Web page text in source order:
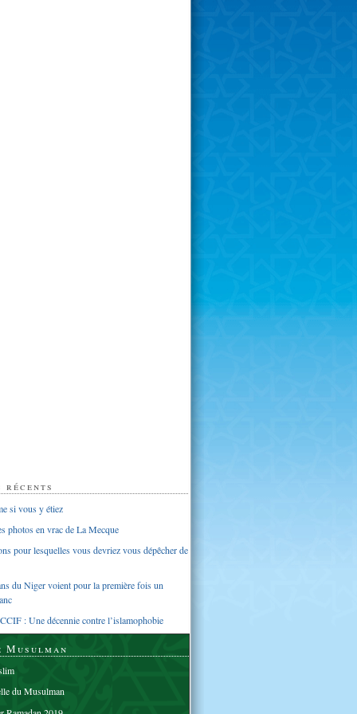
si vous y étiez
photos en vrac de La Mecque
pour lesquelles vous devriez vous dépêcher de
du Niger voient pour la première fois un
: Une décennie contre l’islamophobie
Musulman
du Musulman